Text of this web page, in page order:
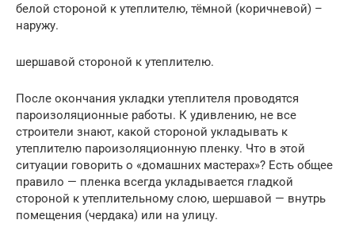
белой стороной к утеплителю, тёмной (коричневой) –
наружу.
шершавой стороной к утеплителю.
После окончания укладки утеплителя проводятся
пароизоляционные работы. К удивлению, не все
строители знают, какой стороной укладывать к
утеплителю пароизоляционную пленку. Что в этой
ситуации говорить о «домашних мастерах»? Есть общее
правило — пленка всегда укладывается гладкой
стороной к утеплительному слою, шершавой — внутрь
помещения (чердака) или на улицу.